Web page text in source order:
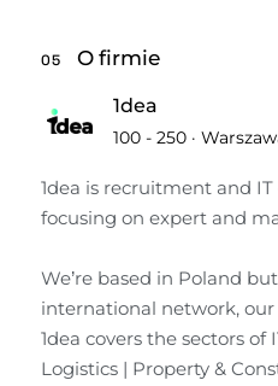
05 O firmie
1dea
100 - 250 ·
1dea is recruitment and
focusing on expert and
We’re based in Poland
international network,
1dea covers the sectors of
Logistics | Property &